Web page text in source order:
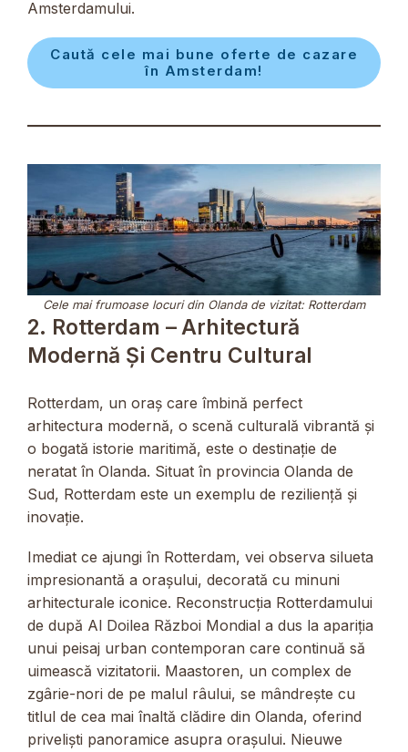
Amsterdamului.
Caută cele mai bune oferte de cazare
în Amsterdam!
Cele mai frumoase locuri din Olanda de vizitat: Rotterdam
2. Rotterdam – Arhitectură
Modernă Și Centru Cultural
Rotterdam, un oraș care îmbină perfect
arhitectura modernă, o scenă culturală vibrantă și
o bogată istorie maritimă, este o destinație de
neratat în Olanda. Situat în provincia Olanda de
Sud, Rotterdam este un exemplu de reziliență și
inovație.
Imediat ce ajungi în Rotterdam, vei observa silueta
impresionantă a orașului, decorată cu minuni
arhitecturale iconice. Reconstrucția Rotterdamului
de după Al Doilea Război Mondial a dus la apariția
unui peisaj urban contemporan care continuă să
uimească vizitatorii. Maastoren, un complex de
zgârie-nori de pe malul râului, se mândrește cu
titlul de cea mai înaltă clădire din Olanda, oferind
priveliști panoramice asupra orașului. Nieuwe